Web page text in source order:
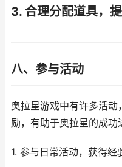
3. 合理分配道具，提
八、参与活动
奥拉星游戏中有许多活
励，有助于奥拉星的成功
1. 参与日常活动，获得经